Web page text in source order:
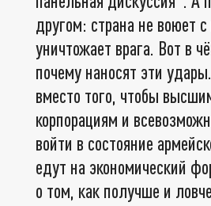
другом: страна не воюет
уничтожает врага. Вот в
почему наносят эти
вместо того, чтобы
корпорациям и
войти в состояние
едут на экономический
о том, как получше и